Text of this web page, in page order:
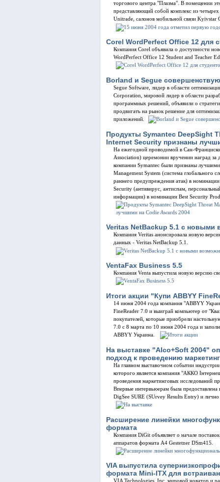
торгового центра "Плазма". В помещении
представляющий собой комплекс из
Unitrade, салонов мобильной связи
Corel WordPerfect Office 12 для
Компания Сorel объявила о доступности
WordPerfect Office 12 Student and Teacher
Borland и Segue
Segue Software, лидер в области
Corporation, мировой лидер в области
программных решений, объявили о
продвигать на рынок решение для
приложений.
Продукты Symantec DeepSight
Internet Security признаны
На ежегодной проводимой в Сан-
Association) церемонии вручении наград
компании Symantec были признаны
Management System (система глобального
раннего предупреждения атак) в
Security (антивирус, антиспам,
информации) в номинации Best Security
Veritas NetBackup 5.1 с новыми
Компания Veritas анонсировала новую
данных - Veritas NetBackup 5.1.
VentaFax Business 5.5
Компания Venta выпустила новую версию
Итоги акции "Купи ABBYY
14 июня 2004 года компания "ABBYY
FineReader 7.0 и выиграй компьютер от
покупателей, которые приобрели
7.0 с 8 марта по 10 июня 2004 года и
ABBYY Украина.
На выставке "Alco+Soft 2004"
подход к проведению
На главном выставочном событии
которого является компания "АККО
проведения маркетинговых исследований
Впервые интервьюерам была
DigSee SURE (SUrvey Results Entry) и
Расширение линейки
формата
Компания DiGit объявляет о начале
аппаратов формата А4 Gestetner DSm415.
VIA выпустила
формата Mini-ITX для